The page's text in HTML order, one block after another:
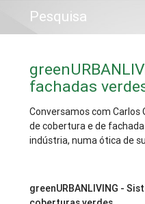
Pesquisa
fachadas
Conversamos com Carlos
de cobertura e de
indústria, numa ótica de
greenURBANLIVING -